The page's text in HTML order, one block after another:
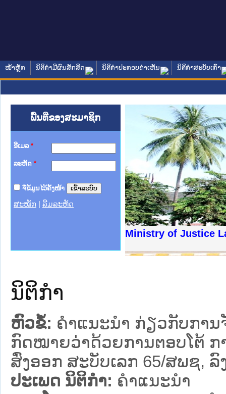
ໜ້າຫຼັກ ນິຕິກໍາມີຜົນສັກສິດ ນິຕິກໍາປະກອບຄໍາເຫັນ ນິຕິກໍາສະບັບເກົ່າ
ພື້ນທີ່ຂອງສະມາຊິກ
ອີເມລ *
ລະຫັດ *
ຈື່ຂໍ້ມູນໄວ້ຄັ້ງໜ້າ
ສະໝັກ ລືມລະຫັດ
Ministry of Justice
ຊາຊົນ ພາກເໜືອ
ການ
ກາງ
ກໃຕ້
ນຕຳຫຼວດປະຊາຊົນ
ສັນຕິບານປະຊາຊົນ
ກເໜືອ
ຊາຊົນ ພາກກາງ
ນິຕິກໍາ
ຫົວຂໍ້: ຄໍາແນະນໍາ ກ່ຽວກັບການ
ກົດໝາຍວ່າດ້ວຍການຕອບໂຕ້
ສົ່ງອອກ ສະບັບເລກ 65/ສພຊ, ລົ
ປະເພດ ນິຕິກໍາ: ຄໍາແນະນໍາ